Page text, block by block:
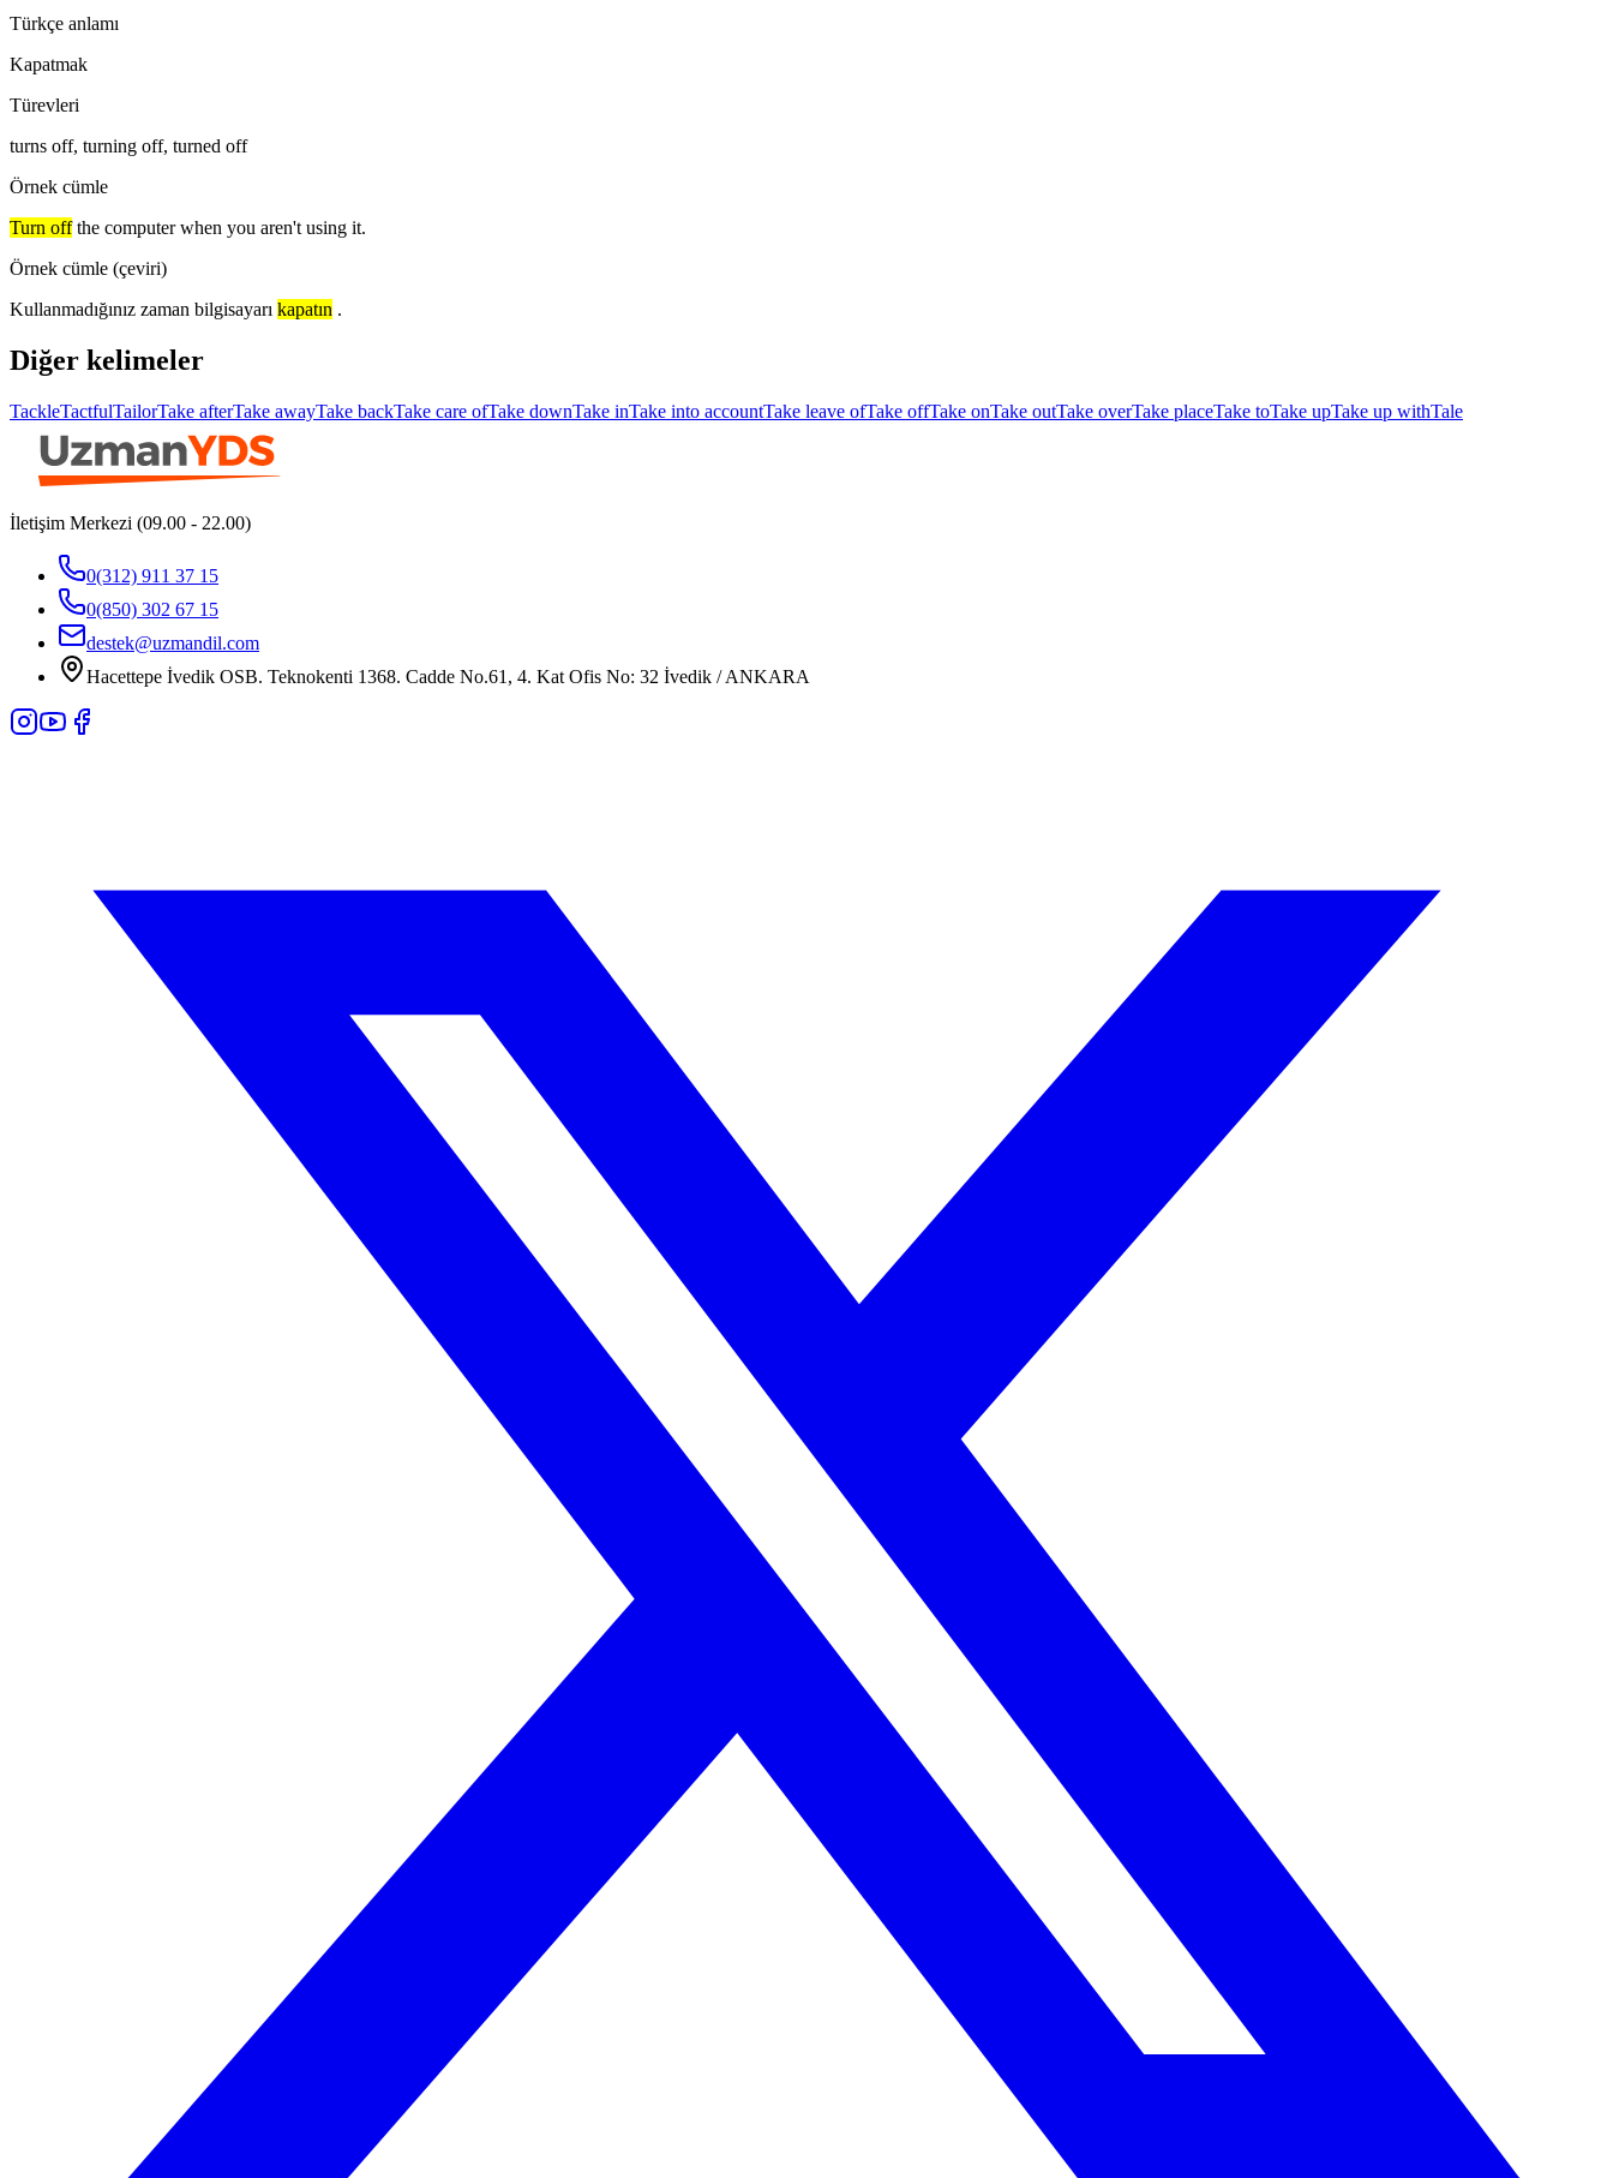
Türkçe anlamı
Kapatmak
Türevleri
turns off, turning off, turned off
Örnek cümle
Turn off the computer when you aren't using it.
Örnek cümle (çeviri)
Kullanmadığınız zaman bilgisayarı kapatın .
Diğer kelimeler
TackleTactfulTailorTake afterTake awayTake backTake care ofTake downTake inTake into accountTake leave ofTake offTake onTake outTake overTake placeTake toTake upTake up withTale
İletişim Merkezi (09.00 - 22.00)
0(312) 911 37 15
0(850) 302 67 15
destek@uzmandil.com
Hacettepe İvedik OSB. Teknokenti 1368. Cadde No.61, 4. Kat Ofis No: 32 İvedik / ANKARA